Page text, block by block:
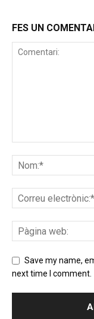
FES UN
Save my name,
next time I comment.